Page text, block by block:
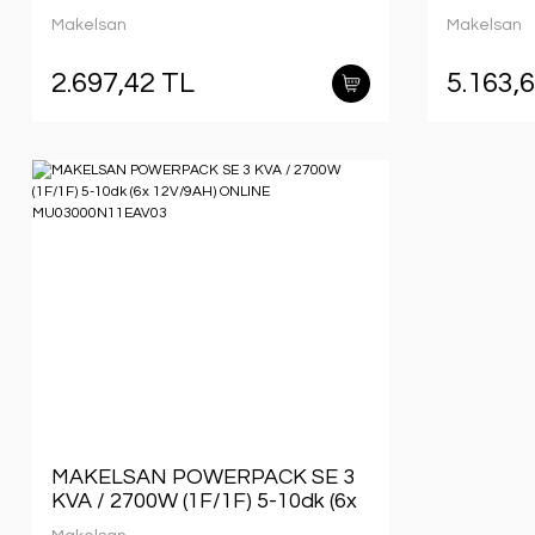
Makelsan
2.697,42 TL
Makelsan
MAKELSAN POWERPACK SE 3
KVA / 2700W (1F/1F) 5-10dk (6x
12V/9AH) ONLINE